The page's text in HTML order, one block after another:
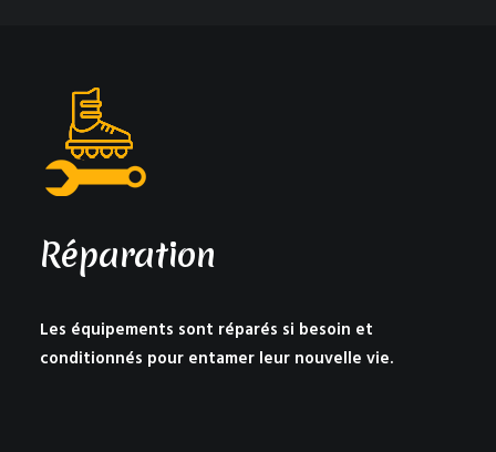
Réparation
Les équipements sont réparés si besoin et
conditionnés pour entamer leur nouvelle vie.